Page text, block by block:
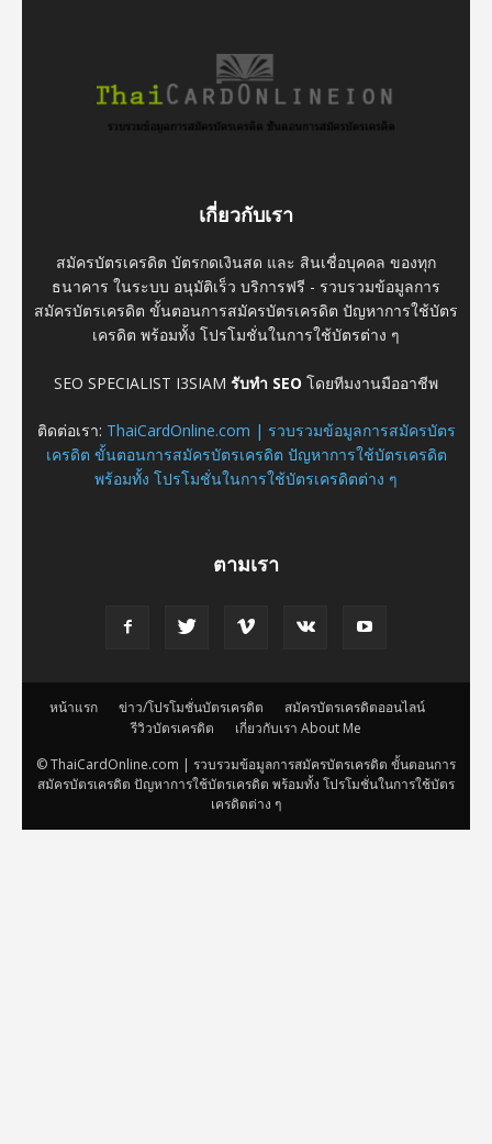
เกี่ยวกับเรา
สมัครบัตรเครดิต บัตรกดเงินสด และ สินเชื่อบุคคล ของทุก
ธนาคาร ในระบบ อนุมัติเร็ว บริการฟรี - รวบรวมข้อมูลการ
สมัครบัตรเครดิต ขั้นตอนการสมัครบัตรเครดิต ปัญหาการใช้บัตร
เครดิต พร้อมทั้ง โปรโมชั่นในการใช้บัตรต่าง ๆ
SEO SPECIALIST I3SIAM รับทำ SEO โดยทีมงานมืออาชีพ
ติดต่อเรา: ThaiCardOnline.com | รวบรวมข้อมูลการสมัครบัตร
เครดิต ขั้นตอนการสมัครบัตรเครดิต ปัญหาการใช้บัตรเครดิต
พร้อมทั้ง โปรโมชั่นในการใช้บัตรเครดิตต่าง ๆ
ตามเรา
หน้าแรก ข่าว/โปรโมชั่นบัตรเครดิต
สมัครบัตรเครดิตออนไลน์
รีวิวบัตรเครดิต
เกี่ยวกับเรา About Me
© ThaiCardOnline.com | รวบรวมข้อมูลการสมัครบัตรเครดิต ขั้นตอนการ
สมัครบัตรเครดิต ปัญหาการใช้บัตรเครดิต พร้อมทั้ง โปรโมชั่นในการใช้บัตร
เครดิตต่าง ๆ